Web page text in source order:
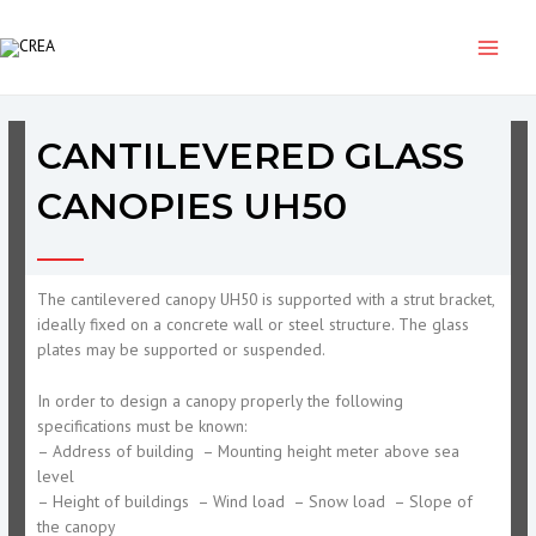
to
content
Bynsgari /January 12, 2023
CANTILEVERED GLASS
CANOPIES UH50
The cantilevered canopy UH50 is supported with a strut bracket,
ideally fixed on a concrete wall or steel structure. The glass
plates may be supported or suspended.
In order to design a canopy properly the following
specifications must be known:
– Address of building – Mounting height meter above sea
level
– Height of buildings – Wind load – Snow load – Slope of
the canopy